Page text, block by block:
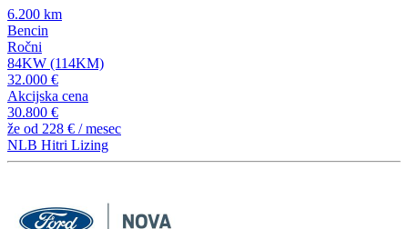
6.200 km
Bencin
Ročni
84KW (114KM)
32.000 €
Akcijska cena
30.800 €
že od 228 € / mesec
NLB Hitri Lizing